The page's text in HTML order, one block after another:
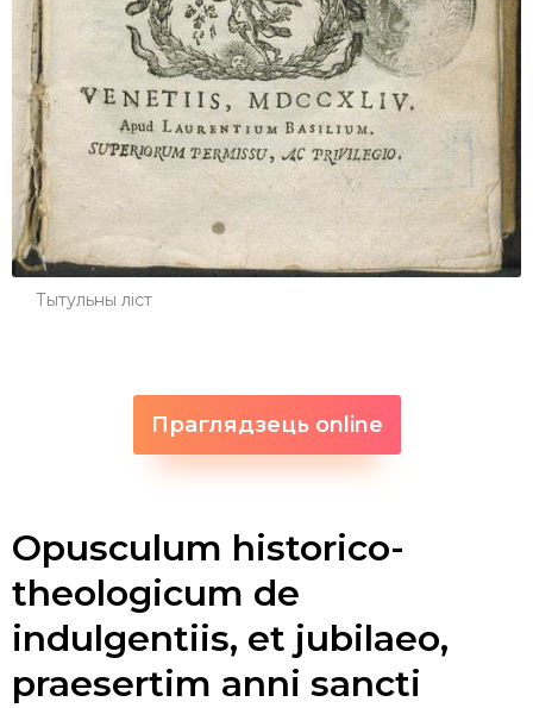
Тытульны ліст
Праглядзець online
Opusculum historico-
theologicum de
indulgentiis, et jubilaeo,
praesertim anni sancti